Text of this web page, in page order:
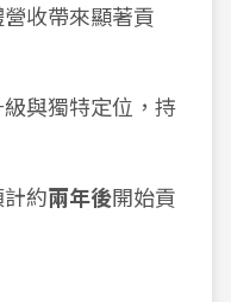
收帶來顯著貢
與獨特定位，持
約兩年後開始貢